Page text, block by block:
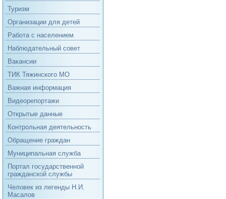
Туризм
Организации для детей
Работа с населением
Наблюдательный совет
Вакансии
ТИК Тяжинского МО
Важная информация
Видеорепортажи
Открытые данные
Контрольная деятельность
Обращение граждан
Муниципальная служба
Портал государственной
гражданской службы
Человек из легенды Н.И.
Масалов